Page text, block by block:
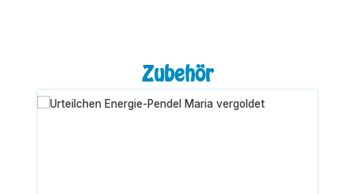
Produktgalerie überspringenZubehör